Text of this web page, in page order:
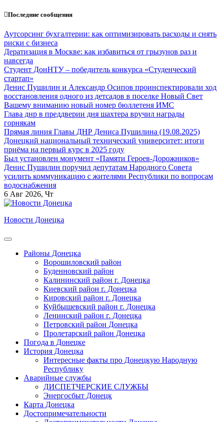
Перейти
содержанию
Последние сообщения
Аутсорсинг бухгалтерии: как оптимизировать расходы и снять
риски с бизнеса
Дератизация в Москве: как избавиться от грызунов раз и
навсегда
Студент ДонНТУ – победитель конкурса «Студенческий
стартап»
Денис Пушилин и Александр Осипов проинспектировали ход
восстановления одного из детсадов в поселке Новый Свет
Вашему вниманию новый номер бюллетеня ИМС
Глава днр в преддверии дня шахтера вручил награды
горнякам
Прямая линия Главы ДНР Дениса Пушилина (19.08.2025)
Донецкий национальный технический университет: итоги
приёма на первый курс в 2025 году
Был установлен монумент «Памяти Героев-Дорожников»
Денис Пушилин поручил депутатам Народного Совета
усилить коммуникацию с жителями Республики по вопросам
водоснабжения
6 Авг 2026, Чт
Новости Донецка
Районы Донецка
Ворошиловский район
Буденновский район
Калининский район г. Донецка
Киевский район г. Донецка
Кировский район г. Донецка
Куйбышевский район г. Донецка
Ленинский район г. Донецка
Петровский район Донецка
Пролетарский район Донецка
Погода в Донецке
История Донецка
Интересные факты про Донецкую Народную
Республику
Аварийные службы
ДИСПЕТЧЕРСКИЕ СЛУЖБЫ
Энергосбыт Донецк
Карта Донецка
Достопримечательности